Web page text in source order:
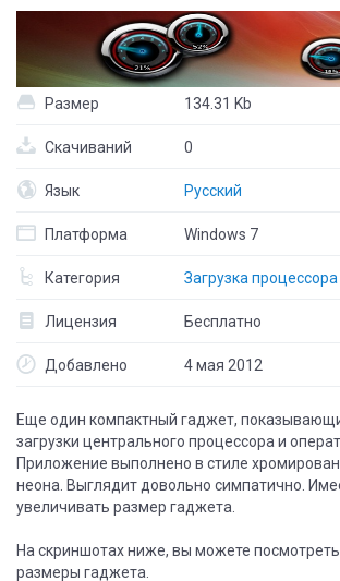
Размер 134.31 Kb
Скачиваний 0
Язык Русский
Платформа Windows 7
Категория Загрузка процессора
Лицензия Бесплатно
Добавлено 4 мая 2012
Еще один компактный гаджет,
загрузки центрального процессора и
Приложение выполнено в стиле
неона. Выглядит довольно симпатично.
увеличивать размер гаджета.
На скриншотах ниже, вы можете
размеры гаджета.